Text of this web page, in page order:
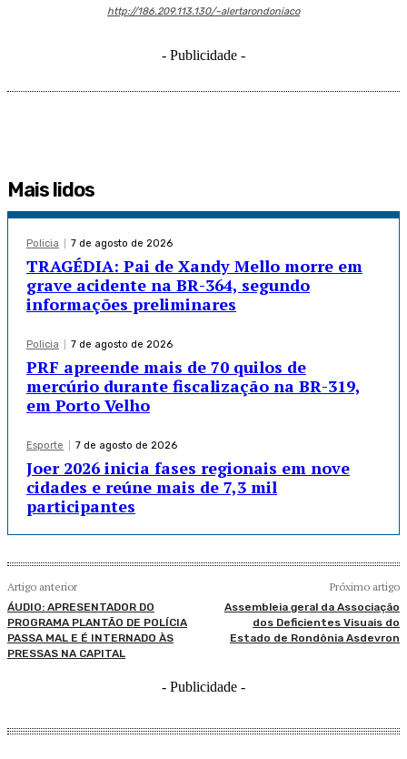
http://186.209.113.130/~alertarondoniaco
- Publicidade -
Mais lidos
Policia 7 de agosto de 2026
TRAGÉDIA: Pai de Xandy Mello morre em
grave acidente na BR-364, segundo
informações preliminares
Policia 7 de agosto de 2026
PRF apreende mais de 70 quilos de
mercúrio durante fiscalização na BR-319,
em Porto Velho
Esporte 7 de agosto de 2026
Joer 2026 inicia fases regionais em nove
cidades e reúne mais de 7,3 mil
participantes
Artigo anterior
ÁUDIO: APRESENTADOR DO
PROGRAMA PLANTÃO DE POLÍCIA
PASSA MAL E É INTERNADO ÀS
PRESSAS NA CAPITAL
Próximo artigo
Assembleia geral da Associação
dos Deficientes Visuais do
Estado de Rondônia Asdevron
- Publicidade -